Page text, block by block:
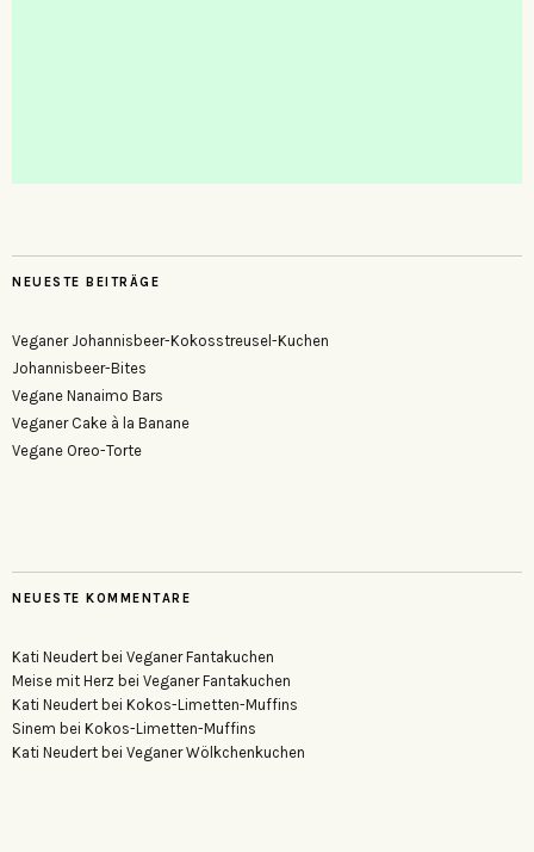
NEUESTE BEITRÄGE
Veganer Johannisbeer-Kokosstreusel-Kuchen
Johannisbeer-Bites
Vegane Nanaimo Bars
Veganer Cake à la Banane
Vegane Oreo-Torte
NEUESTE KOMMENTARE
Kati Neudert bei Veganer Fantakuchen
Meise mit Herz bei Veganer Fantakuchen
Kati Neudert bei Kokos-Limetten-Muffins
Sinem bei Kokos-Limetten-Muffins
Kati Neudert bei Veganer Wölkchenkuchen